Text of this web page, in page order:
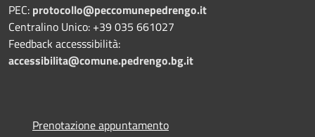
PEC: protocollo@peccomunepedrengo.it
Centralino Unico: +39 035 661027
Feedback accesssibilità:
accessibilita@comune.pedrengo.bg.it
Prenotazione appuntamento